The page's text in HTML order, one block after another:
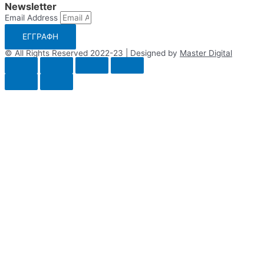
Newsletter
Email Address
ΕΓΓΡΑΦΗ
© All Rights Reserved 2022-23 | Designed by Master Digital